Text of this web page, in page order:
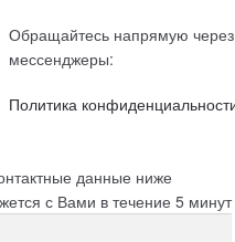
Обращайтесь напрямую через
мессенджеры:
Политика
данные ниже
с Вами в течение 5 минут